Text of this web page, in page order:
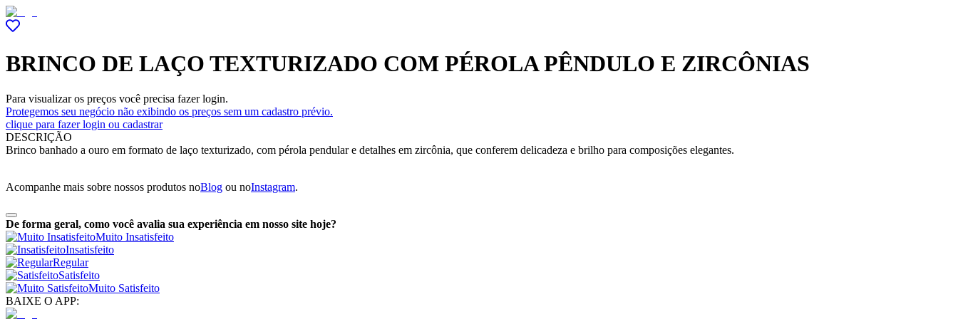
BRINCO DE LAÇO TEXTURIZADO COM PÉROLA PÊNDULO E ZIRCÔNIAS
Para visualizar os preços você precisa fazer login.
Protegemos seu negócio não exibindo os preços sem um cadastro prévio.
clique para fazer login ou cadastrar
DESCRIÇÃO
Brinco banhado a ouro em formato de laço texturizado, com pérola pendular e detalhes em zircônia, que conferem delicadeza e brilho para composições elegantes.
Acompanhe mais sobre nossos produtos noBlog ou noInstagram.
De forma geral, como você avalia sua experiência em nosso site hoje?
Muito Insatisfeito
Insatisfeito
Regular
Satisfeito
Muito Satisfeito
BAIXE O APP: